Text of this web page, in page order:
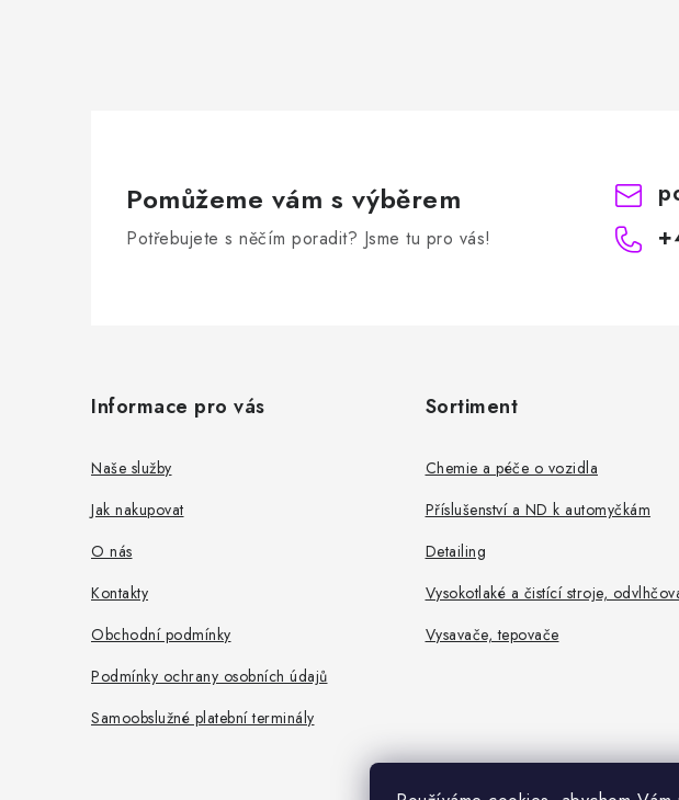
Pomůžeme vám s výběrem
Potřebujete s něčím poradit? Jsme tu pro vás!
Informace pro vás
Naše služby
Jak nakupovat
O nás
Kontakty
Obchodní podmínky
Podmínky ochrany osobních údajů
Samoobslužné platební terminály
Sortiment
Chemie a péče o vozidla
Příslušenství a ND k automyčkám
Detailing
Vysokotlaké a čistící stroje,
Vysavače, tepovače